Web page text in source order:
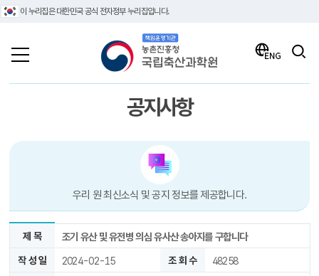
이 누리집은 대한민국 공식 전자정부 누리집입니다.
책임운영기관 농촌진흥청 국립축산과학원
공지사항
우리 원 최신소식 및 공지 정보를 제공합니다.
제 목 조기 유산 및 유전병 의심 유사산 송아지를 구합니다
작 성 일 2024-02-15 조 회 수 48258